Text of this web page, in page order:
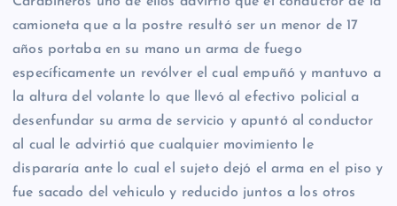
camioneta que a la postre resultó ser un menor de 17
años portaba en su mano un arma de fuego
específicamente un revólver el cual empuñó y mantuvo a
la altura del volante lo que llevó al efectivo policial a
desenfundar su arma de servicio y apuntó al conductor
al cual le advirtió que cualquier movimiento le
dispararía ante lo cual el sujeto dejó el arma en el piso y
fue sacado del vehiculo y reducido juntos a los otros